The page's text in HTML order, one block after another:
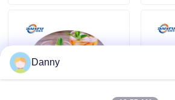
Nieuws
Danny